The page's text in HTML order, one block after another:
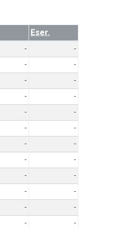
Eser.
-
-
-
-
-
-
-
-
-
-
-
-
-
-
-
-
-
-
-
-
-
-
-
-